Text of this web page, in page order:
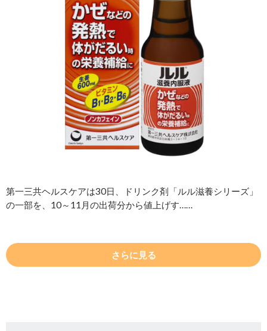
第一三共ヘルスケアは30日、ドリンク剤「ルル滋養シリーズ」
の一部を、10～11月の出荷分から値上げす……
さらに見る